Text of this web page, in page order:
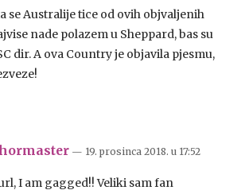
se Australije tice od ovih objvaljenih
nade polazem u Sheppard, bas su
dir. A ova Country je objavila pjesmu,
— 19. prosinca 2018. u 17:52
I am gagged!! Veliki sam fan